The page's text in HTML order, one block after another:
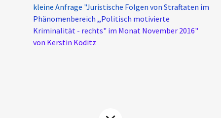
Unterstützer_innen
chronik.LE in der Presse
kleine Anfrage "Juristische Folgen von Straftaten im
Phänomenbereich ,,Politisch motivierte
Kriminalität - rechts" im Monat November 2016"
von Kerstin Köditz